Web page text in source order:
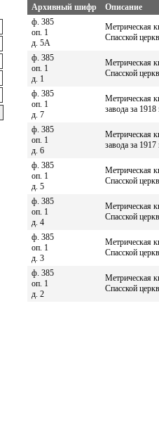
Архивный шифр
Описание
ф. 385
оп. 1
д. 5А
Метрическая
Спасской
ф. 385
оп. 1
д. 1
Метрическая
Спасской
ф. 385
оп. 1
д. 7
Метрическая
завода за 1918
ф. 385
оп. 1
д. 6
Метрическая
завода за 1917
ф. 385
оп. 1
д. 5
Метрическая
Спасской
ф. 385
оп. 1
д. 4
Метрическая
Спасской
ф. 385
оп. 1
д. 3
Метрическая
Спасской
ф. 385
оп. 1
д. 2
Метрическая
Спасской